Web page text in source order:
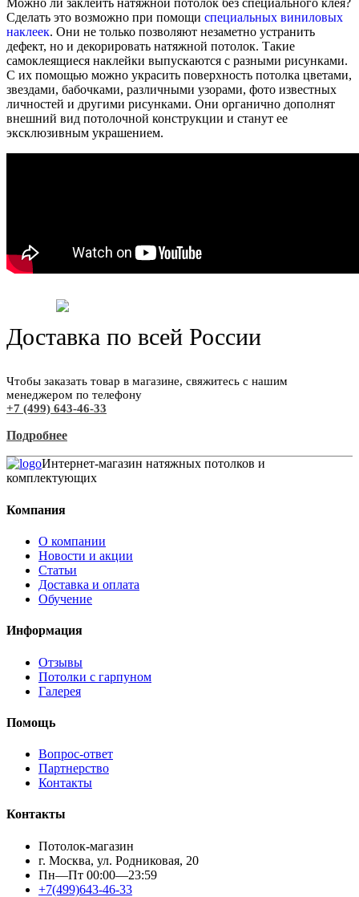
Можно ли заклеить натяжной потолок без специального клея?
Сделать это возможно при помощи специальных виниловых
наклеек. Они не только позволяют незаметно устранить
дефект, но и декорировать натяжной потолок. Такие
самоклеящиеся наклейки выпускаются с разными рисунками.
С их помощью можно украсить поверхность потолка цветами,
звездами, бабочками, различными узорами, фото известных
личностей и другими рисунками. Они органично дополнят
внешний вид потолочной конструкции и станут ее
эксклюзивным украшением.
Доставка по всей России
Чтобы заказать товар в магазине, свяжитесь с нашим
менеджером по телефону
+7 (499) 643-46-33
Подробнее
Интернет-магазин натяжных потолков и
комплектующих
Компания
О компании
Новости и акции
Статьи
Доставка и оплата
Обучение
Информация
Отзывы
Потолки с гарпуном
Галерея
Помощь
Вопрос-ответ
Партнерство
Контакты
Контакты
Потолок-магазин
г. Москва, ул. Родниковая, 20
Пн—Пт 00:00—23:59
+7(499)643-46-33